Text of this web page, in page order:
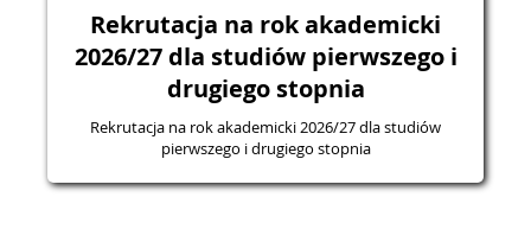
Rekrutacja na rok akademicki
2026/27 dla studiów pierwszego i
drugiego stopnia
Rekrutacja na rok akademicki 2026/27 dla studiów
pierwszego i drugiego stopnia